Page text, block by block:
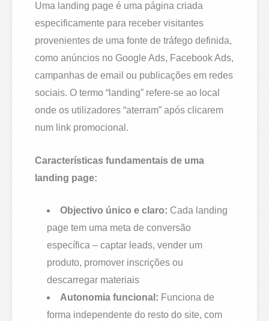
Uma landing page é uma página criada
especificamente para receber visitantes
provenientes de uma fonte de tráfego definida,
como anúncios no Google Ads, Facebook Ads,
campanhas de email ou publicações em redes
sociais. O termo “landing” refere-se ao local
onde os utilizadores “aterram” após clicarem
num link promocional.
Características fundamentais de uma
landing page:
Objectivo único e claro: Cada landing
page tem uma meta de conversão
específica – captar leads, vender um
produto, promover inscrições ou
descarregar materiais
Autonomia funcional: Funciona de
forma independente do resto do site, com